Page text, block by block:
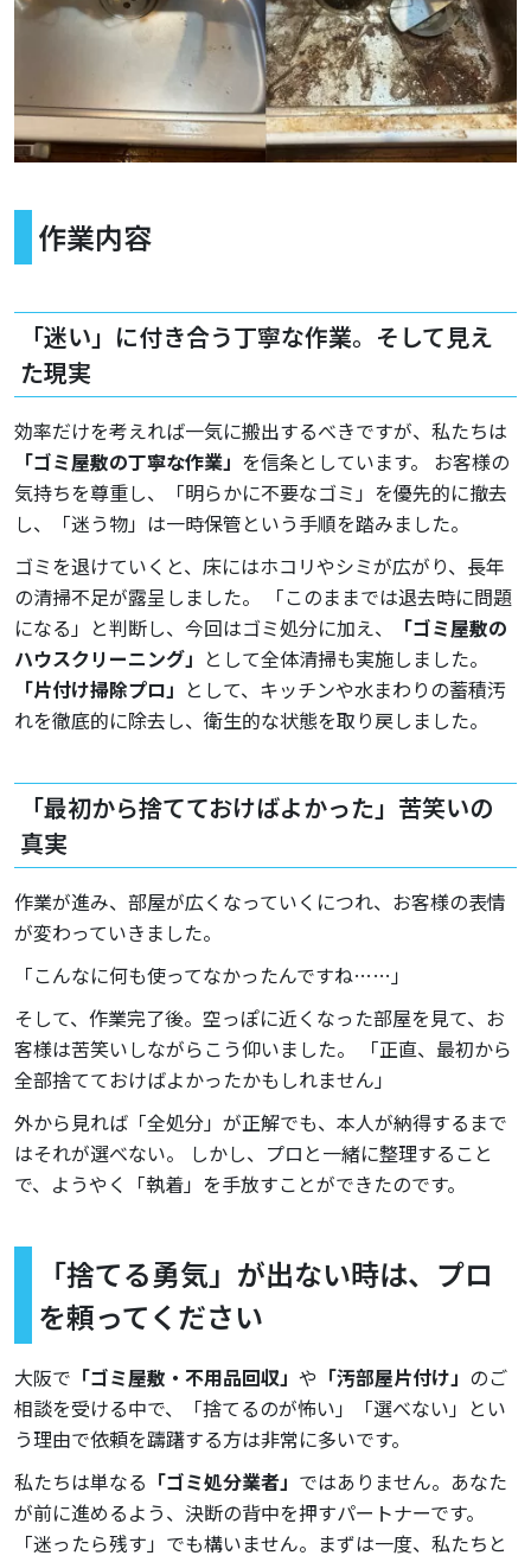
作業内容
「迷い」に付き合う丁寧な作業。そして見え
た現実
効率だけを考えれば一気に搬出するべきですが、私たちは
「ゴミ屋敷の丁寧な作業」 を信条としています。 お客様の
気持ちを尊重し、「明らかに不要なゴミ」を優先的に撤去
し、「迷う物」は一時保管という手順を踏みました。
ゴミを退けていくと、床にはホコリやシミが広がり、長年
の清掃不足が露呈しました。 「このままでは退去時に問題
になる」と判断し、今回はゴミ処分に加え、
「ゴミ屋敷の
ハウスクリーニング」 として全体清掃も実施しました。
「片付け掃除プロ」 として、キッチンや水まわりの蓄積汚
れを徹底的に除去し、衛生的な状態を取り戻しました。
「最初から捨てておけばよかった」苦笑いの
真実
作業が進み、部屋が広くなっていくにつれ、お客様の表情
が変わっていきました。
「こんなに何も使ってなかったんですね……」
そして、作業完了後。空っぽに近くなった部屋を見て、お
客様は苦笑いしながらこう仰いました。 「正直、最初から
全部捨てておけばよかったかもしれません」
外から見れば「全処分」が正解でも、本人が納得するまで
はそれが選べない。 しかし、プロと一緒に整理すること
で、ようやく「執着」を手放すことができたのです。
「捨てる勇気」が出ない時は、プロ
を頼ってください
大阪で 「ゴミ屋敷・不用品回収」 や 「汚部屋片付け」 のご
相談を受ける中で、「捨てるのが怖い」「選べない」とい
う理由で依頼を躊躇する方は非常に多いです。
私たちは単なる 「ゴミ処分業者」 ではありません。あなた
が前に進めるよう、決断の背中を押すパートナーです。
「迷ったら残す」でも構いません。まずは一度、私たちと